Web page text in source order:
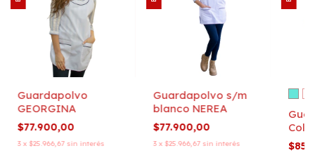
Guardapolvo
GEORGINA
$77.900,00
3 x $25.966,67 sin interés
Guardapolvo s/m
blanco NEREA
$77.900,00
3 x $25.966,67 sin interés